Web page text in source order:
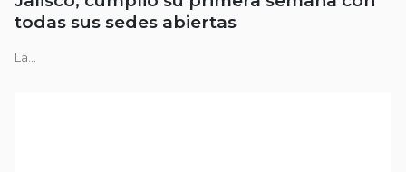
todas sus sedes abiertas
La...